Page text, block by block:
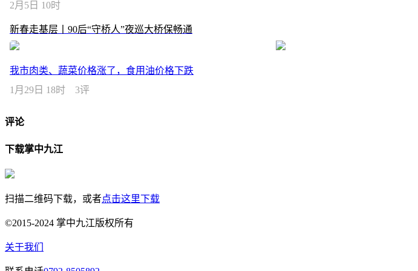
2月5日 10时
新春走基层丨90后“守桥人”夜巡大桥保畅通
我市肉类、蔬菜价格涨了，食用油价格下跌
1月29日 18时
3评
评论
下载掌中九江
扫描二维码下载，或者点击这里下载
©2015-2024 掌中九江版权所有
关于我们